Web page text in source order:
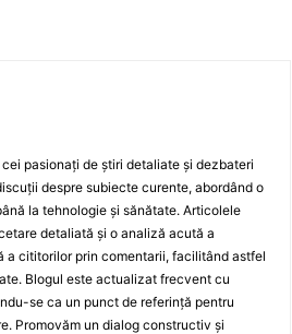
pasionați de știri detaliate și dezbateri
despre subiecte curente, abordând o
la tehnologie și sănătate. Articolele
detaliată și o analiză acută a
cititorilor prin comentarii, facilitând astfel
Blogul este actualizat frecvent cu
se ca un punct de referință pentru
Promovăm un dialog constructiv și